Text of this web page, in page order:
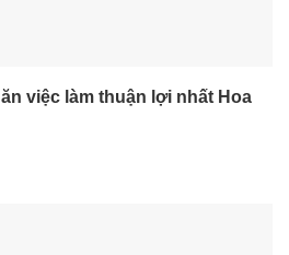
việc làm thuận lợi nhất Hoa